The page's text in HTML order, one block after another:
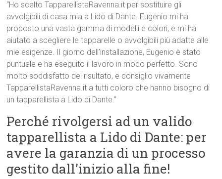
“Ho scelto TapparellistaRavenna.it per sostituire gli
avvolgibili di casa mia a Lido di Dante. Eugenio mi ha
proposto una vasta gamma di modelli e colori, e mi ha
aiutato a scegliere le tapparelle o avvolgibili più adatte alle
mie esigenze. Il giorno dell’installazione, Eugenio è stato
puntuale e ha eseguito il lavoro in modo perfetto. Sono
molto soddisfatto del risultato, e consiglio vivamente
TapparellistaRavenna.it a tutti coloro che hanno bisogno di
un tapparellista a Lido di Dante.”
Perché rivolgersi ad un valido
tapparellista a Lido di Dante: per
avere la garanzia di un processo
gestito dall’inizio alla fine!